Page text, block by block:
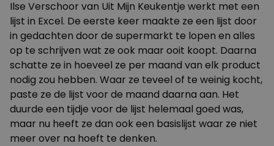
Ilse Verschoor van Uit Mijn Keukentje werkt met een
lijst in Excel. De eerste keer maakte ze een lijst door
in gedachten door de supermarkt te lopen en alles
op te schrijven wat ze ook maar ooit koopt. Daarna
schatte ze in hoeveel ze per maand van elk product
nodig zou hebben. Waar ze teveel of te weinig kocht,
paste ze de lijst voor de maand daarna aan. Het
duurde een tijdje voor de lijst helemaal goed was,
maar nu heeft ze dan ook een basislijst waar ze niet
meer over na hoeft te denken.